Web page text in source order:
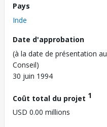
Pays
Inde
Date d'approbation
(à la date de présentation au
Conseil)
30 juin 1994
Coût total du projet 1
USD 0.00 millions